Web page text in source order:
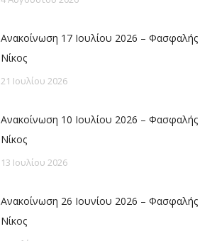
Ανακοίνωση 17 Ιουλίου 2026 – Φασφαλής
Νίκος
21 Ιουλίου 2026
Ανακοίνωση 10 Ιουλίου 2026 – Φασφαλής
Νίκος
13 Ιουλίου 2026
Ανακοίνωση 26 Ιουνίου 2026 – Φασφαλής
Νίκος